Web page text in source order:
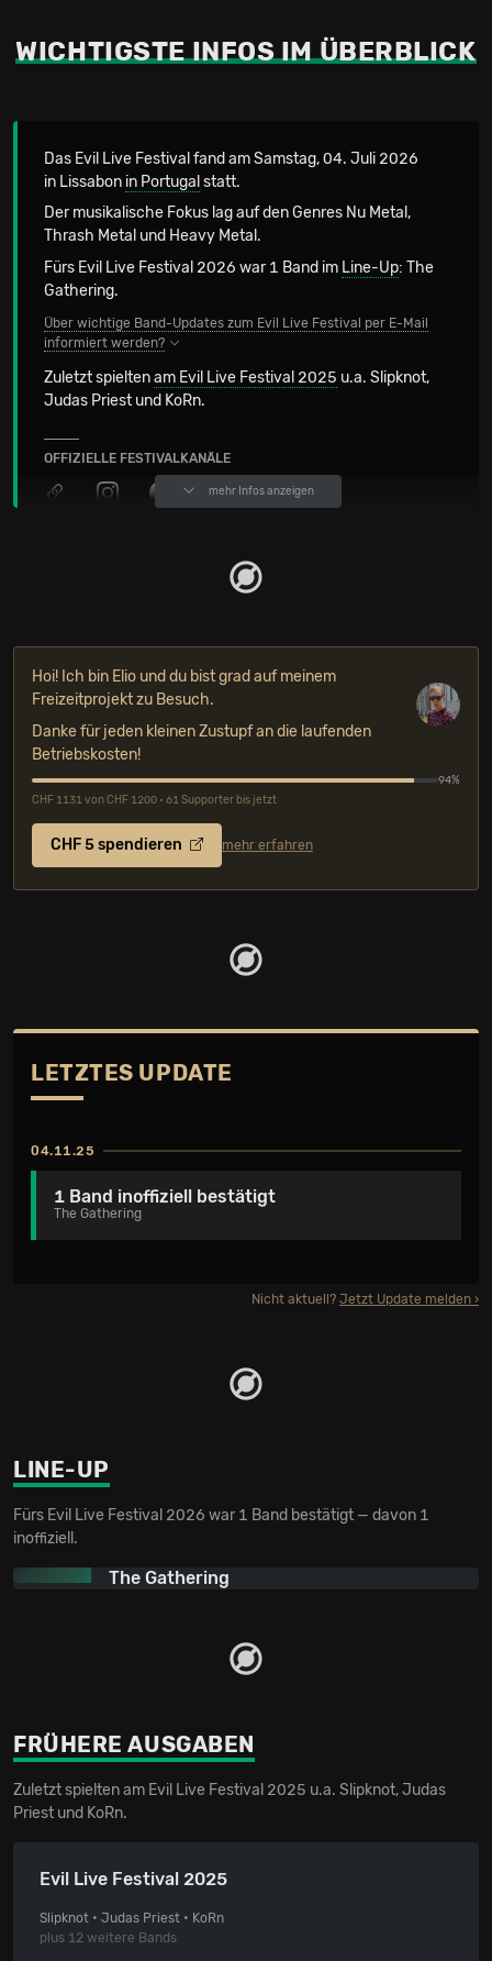
WICHTIGSTE INFOS IM ÜBERBLICK
Das Evil Live Festival fand am Samstag, 04. Juli 2026
in Lissabon in Portugal statt.
Der musikalische Fokus lag auf den Genres Nu Metal,
Thrash Metal und Heavy Metal.
Fürs Evil Live Festival 2026 war 1 Band im Line-Up: The
Gathering.
Über wichtige Band-Updates zum Evil Live Festival per E-Mail
informiert werden?
Zuletzt spieltenam Evil Live Festival 2025 u.a. Slipknot,
Judas Priest und KoRn.
OFFIZIELLE FESTIVALKANÄLE
mehr Infos anzeigen
Hoi! Ich bin Elio und du bist grad auf meinem
Freizeitprojekt zu Besuch.
Danke für jeden kleinen Zustupf an die laufenden
Betriebskosten!
94%
CHF 1131 von CHF 1200 • 61 Supporter bis jetzt
CHF 5 spendieren mehr erfahren
LETZTES UPDATE
04.11.25
1 Band inoffiziell bestätigt
The Gathering
Nicht aktuell? Jetzt Update melden
LINE-UP
Fürs Evil Live Festival 2026 war 1 Band bestätigt — davon 1
inoffiziell.
The Gathering
FRÜHERE AUSGABEN
Zuletzt spielten am Evil Live Festival 2025 u.a. Slipknot, Judas
Priest und KoRn.
Evil Live Festival 2025
Slipknot • Judas Priest • KoRn
plus 12 weitere Bands